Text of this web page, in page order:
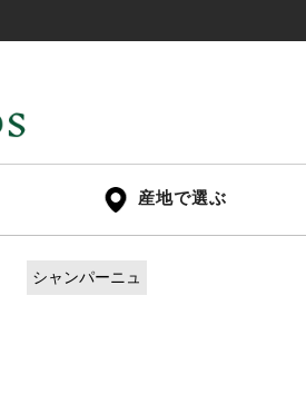
産地で選ぶ
シャンパーニュ